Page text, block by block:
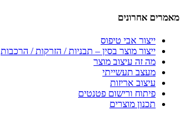
מאמרים אחרונים
ייצור אבי טיפוס
ייצור מוצר בסין – תבניות / הזרקות / הרכבות
מה זה עיצוב מוצר
מעצב תעשייתי
עיצוב אריזות
פיתוח ורישום פטנטים
תכנון מוצרים